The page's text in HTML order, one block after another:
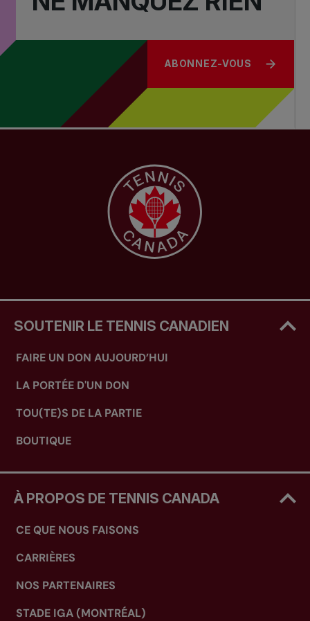
ABONNEZ-VOUS
SOUTENIR LE TENNIS CANADIEN
FAIRE UN DON AUJOURD’HUI
LA PORTÉE D'UN DON
TOU(TE)S DE LA PARTIE
BOUTIQUE
À PROPOS DE TENNIS CANADA
CE QUE NOUS FAISONS
CARRIÈRES
NOS PARTENAIRES
STADE IGA (MONTRÉAL)